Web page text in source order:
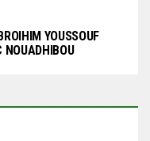
YOUSSOUF
NOUADHIBOU